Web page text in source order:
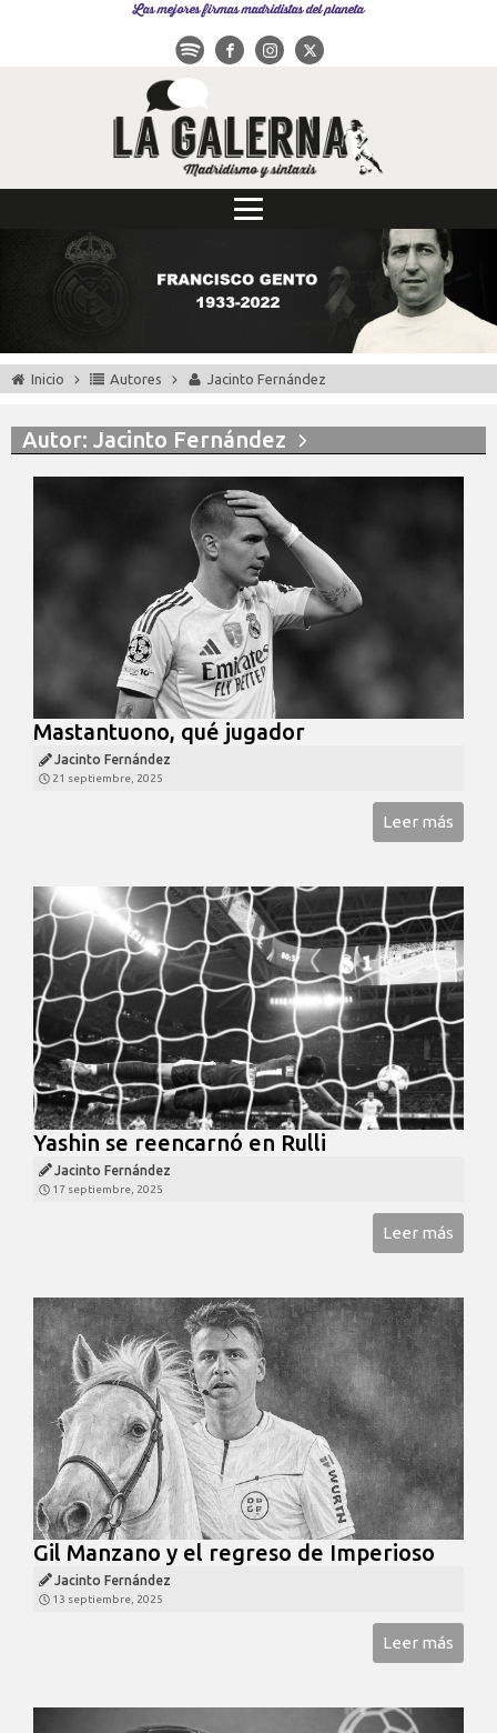
Las mejores firmas madridistas del planeta
Inicio Autores Jacinto Fernández
Autor: Jacinto Fernández
Mastantuono, qué jugador
Jacinto Fernández
21 septiembre, 2025
Leer más
Yashin se reencarnó en Rulli
Jacinto Fernández
17 septiembre, 2025
Leer más
Gil Manzano y el regreso de Imperioso
Jacinto Fernández
13 septiembre, 2025
Leer más